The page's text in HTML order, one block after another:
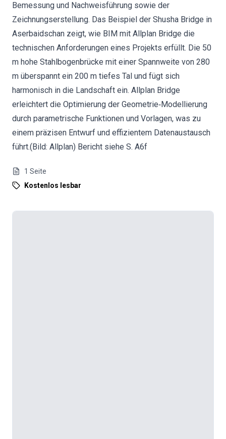
Bemessung und Nachweisführung sowie der
Zeichnungserstellung. Das Beispiel der Shusha Bridge in
Aserbaidschan zeigt, wie BIM mit Allplan Bridge die
technischen Anforderungen eines Projekts erfüllt. Die 50
m hohe Stahlbogenbrücke mit einer Spannweite von 280
m überspannt ein 200 m tiefes Tal und fügt sich
harmonisch in die Landschaft ein. Allplan Bridge
erleichtert die Optimierung der Geometrie‐Modellierung
durch parametrische Funktionen und Vorlagen, was zu
einem präzisen Entwurf und effizientem Datenaustausch
führt.(Bild: Allplan) Bericht siehe S. A6f
1 Seite
Kostenlos lesbar